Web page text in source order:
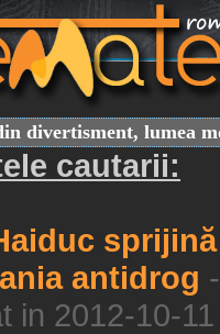
divertisment, lumea
cautarii:
sprijină
antidrog -
in 2012-10-11